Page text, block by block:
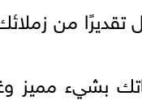
تقديرًا من
بشيء مميز